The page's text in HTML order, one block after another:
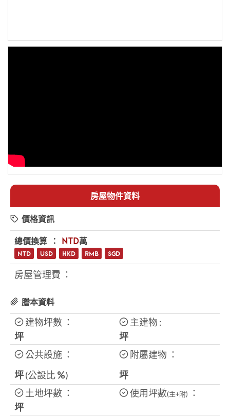
房屋物件資料
價格資訊
總價換算 ： NTD萬
NTD USD HKD RMB SGD
房屋管理費 ：
謄本資料
建物坪數 ：
坪
主建物 :
坪
公共設施 ：
坪(公設比%)
附屬建物 ：
坪
土地坪數 ：
坪
使用坪數(主+附) ：